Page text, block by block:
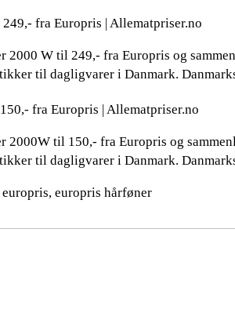
fra Europris | Allematpriser.no
2000 W til 249,- fra Europris og
til dagligvarer i Danmark.
fra Europris | Allematpriser.no
2000W til 150,- fra Europris og
til dagligvarer i Danmark.
europris hårføner